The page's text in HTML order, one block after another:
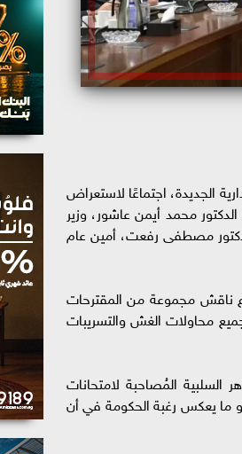
الجديدة، اجتماعًا لاستعراض
محمد أيمن عاشور، وزير
مصطفى رفعت، أمين عام
ناقش مجموعة من المقترحات
محاولات الغش والتسريبات
المُصاحبة لامتحانات
ما يعكس رغبة الحكومة في أن